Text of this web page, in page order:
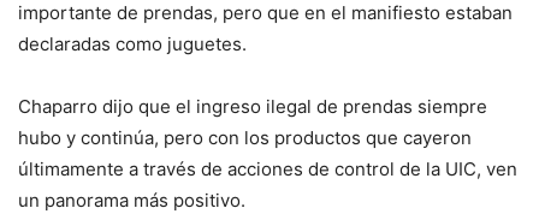
importante de prendas, pero que en el manifiesto estaban
declaradas como juguetes.
Chaparro dijo que el ingreso ilegal de prendas siempre
hubo y continúa, pero con los productos que cayeron
últimamente a través de acciones de control de la UIC, ven
un panorama más positivo.